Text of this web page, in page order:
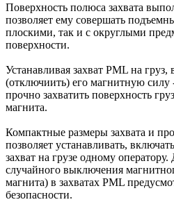
Поверхность полюса захвата
позволяет ему совершать
плоскими, так и с округлыми
поверхности.
Устанавливая захват PML на
(отключиить) его магнитную силу
прочно захватить поверхность
магнита.
Компактные размеры захвата и
позволяет устанавливать,
захват на грузе одному
случайного выключения
магнита) в захватах PML
безопасности.